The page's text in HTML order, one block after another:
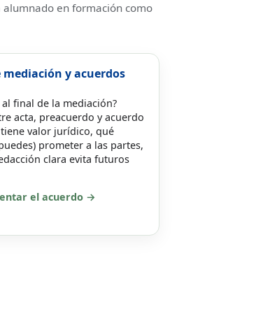
en formación como
mediación y acuerdos
final de la mediación?
acta, preacuerdo y acuerdo
valor jurídico, qué
prometer a las partes,
clara evita futuros
el acuerdo →